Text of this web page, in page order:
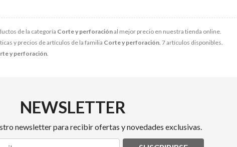
de la categoría Corte y perforaciónal mejor precio en nuestra tienda online.
y precios de artículos de la familia Corte y perforación . 7 artículos disponibles.
y perforación
NEWSLETTER
newsletter para recibir ofertas y novedades exclusivas.